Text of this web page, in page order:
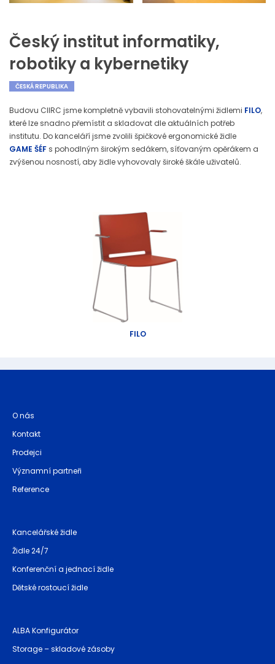
Český institut informatiky,
robotiky a kybernetiky
ČESKÁ REPUBLIKA
Budovu CIIRC jsme kompletně vybavili stohovatelnými židlemi FILO,
které lze snadno přemístit a skladovat dle aktuálních potřeb
institutu. Do kanceláří jsme zvolili špičkové ergonomické židle
GAME ŠÉFs pohodlným širokým sedákem, síťovaným opěrákem a
zvýšenou nosností, aby židle vyhovovaly široké škále uživatelů.
FILO
O nás
Kontakt
Prodejci
Významní partneři
Reference
Kancelářské židle
Židle 24/7
Konferenční a jednací židle
Dětské rostoucí židle
ALBA Konfigurátor
Storage – skladové zásoby